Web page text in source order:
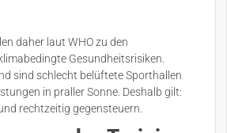
daher laut WHO zu den
Gesundheitsrisiken.
sind schlecht belüftete Sporthallen
in praller Sonne. Deshalb gilt:
rechtzeitig gegensteuern.